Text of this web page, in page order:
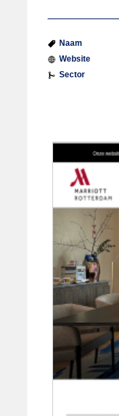
Naam
Website
Sector